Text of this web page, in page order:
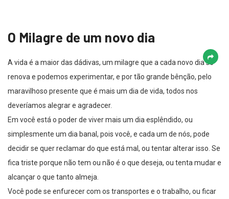
O Milagre de um novo dia
A vida é a maior das dádivas, um milagre que a cada novo dia se
renova e podemos experimentar, e por tão grande bênção, pelo
maravilhoso presente que é mais um dia de vida, todos nos
deveríamos alegrar e agradecer.
Em você está o poder de viver mais um dia esplêndido, ou
simplesmente um dia banal, pois você, e cada um de nós, pode
decidir se quer reclamar do que está mal, ou tentar alterar isso. Se
fica triste porque não tem ou não é o que deseja, ou tenta mudar e
alcançar o que tanto almeja.
Você pode se enfurecer com os transportes e o trabalho, ou ficar